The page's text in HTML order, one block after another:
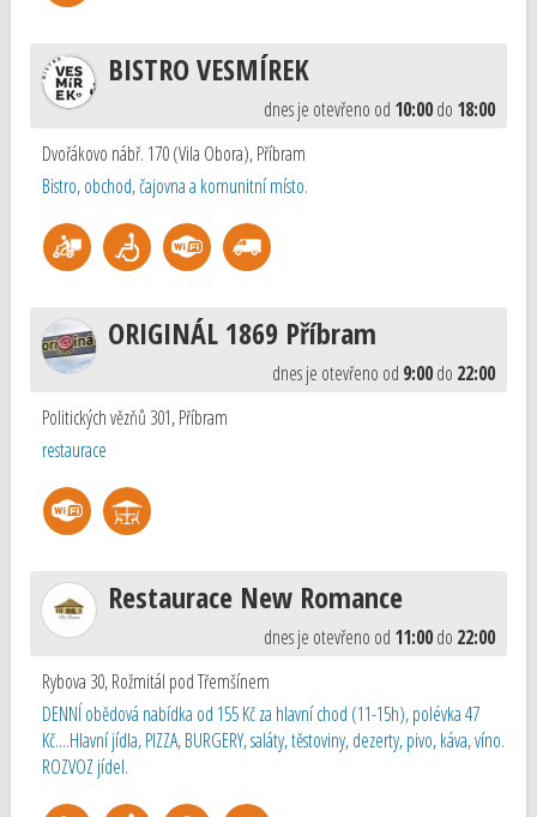
BISTRO VESMÍREK
dnes je otevřeno od 10:00do 18:00
Dvořákovo nábř. 170 (Vila Obora),Příbram
Bistro, obchod, čajovna a komunitní místo.
ORIGINÁL 1869 Příbram
dnes je otevřeno od 9:00do 22:00
Politických vězňů 301,Příbram
restaurace
Restaurace New Romance
dnes je otevřeno od 11:00do 22:00
Rybova 30,Rožmitál pod Třemšínem
DENNÍ obědová nabídka od 155 Kč za hlavní chod (11-15h), polévka 47
Kč....Hlavní jídla, PIZZA, BURGERY, saláty, těstoviny, dezerty, pivo, káva, víno.
ROZVOZ jídel.